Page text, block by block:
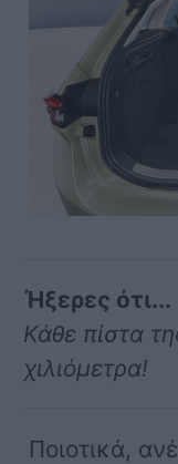
Ήξερες ότι...
Κάθε πίστα
χιλιόμετρα!
Ποιοτικά,